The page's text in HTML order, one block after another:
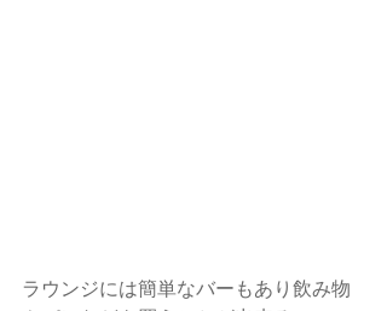
ラウンジには簡単なバーもあり飲み物